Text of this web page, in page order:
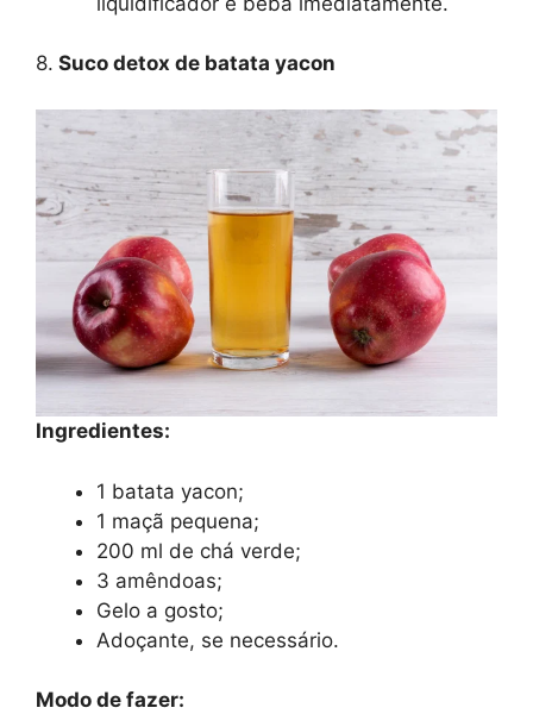
8. Suco detox de batata yacon
Ingredientes:
1 batata yacon;
1 maçã pequena;
200 ml de chá verde;
3 amêndoas;
Gelo a gosto;
Adoçante, se necessário.
Modo de fazer: